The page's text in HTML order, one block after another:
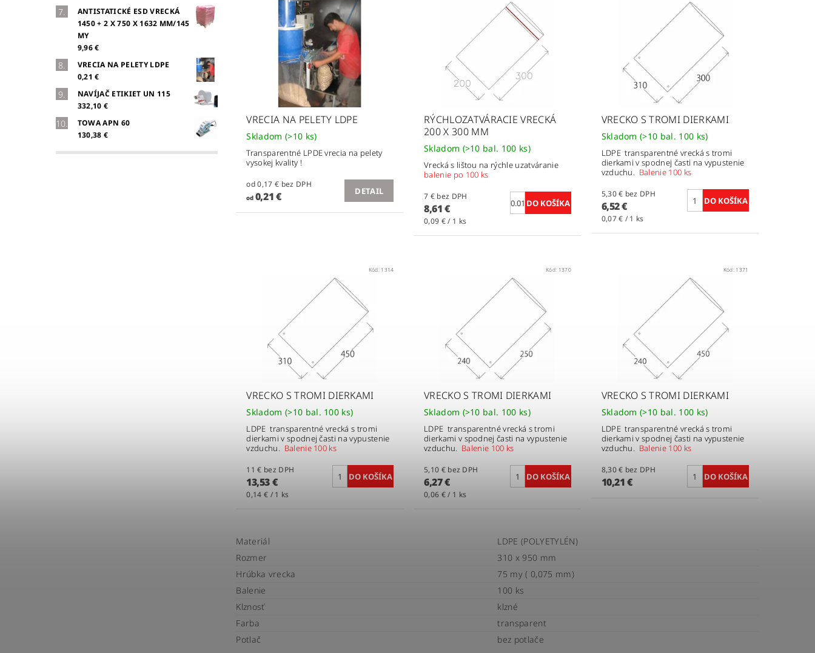
ANTISTATICKÉ ESD VRECKÁ
1450 + 2 X 750 X 1632 MM/145
MY
9,96 €
VRECIA NA PELETY LDPE
0,21 €
NAVÍJAČ ETIKIET UN 115
332,10 €
TOWA APN 60
130,38 €
VRECIA NA PELETY LDPE
Skladom (>10 ks)
Transparentné LPDE vrecia na pelety
vysokej kvality !
od 0,17 € bez DPH
od0,21 € DETAIL
RÝCHLOZATVÁRACIE VRECKÁ
200 X 300 MM
Skladom (>10 bal. 100 ks)
Vrecká s lištou na rýchle uzatváranie
balenie po 100 ks
7 € bez DPH
8,61 €
0,09 € / 1 ks
VRECKO S TROMI DIERKAMI
Skladom(>10 bal. 100 ks)
LDPE transparentné vrecká s tromi
dierkami v spodnej časti na vypustenie
vzduchu. Balenie 100 ks
5,30 € bez DPH
6,52 €
0,07 € / 1 ks
Kód: 1314
VRECKO S TROMI DIERKAMI
Skladom (>10 bal. 100 ks)
LDPE transparentné vrecká s tromi
dierkami v spodnej časti na vypustenie
vzduchu. Balenie 100 ks
11 € bez DPH
13,53 €
0,14 € / 1 ks
Kód: 1370
VRECKO S TROMI DIERKAMI
Skladom (>10 bal. 100 ks)
LDPE transparentné vrecká s tromi
dierkami v spodnej časti na vypustenie
vzduchu. Balenie 100 ks
5,10 € bez DPH
6,27 €
0,06 € / 1 ks
Kód: 1371
VRECKO S TROMI DIERKAMI
Skladom(>10 bal. 100 ks)
LDPE transparentné vrecká s tromi
dierkami v spodnej časti na vypustenie
vzduchu. Balenie 100 ks
8,30 € bez DPH
10,21 €
Materiál
LDPE (POLYETYLÉN)
Rozmer
310 x 950 mm
Hrúbka vrecka
75 my ( 0,075 mm)
Balenie
100 ks
Klznosť
klzné
Farba
transparent
Potlač
bez potlače